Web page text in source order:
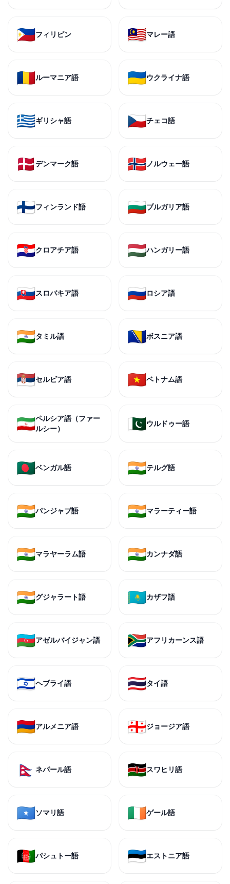
🇵🇭フィリピン 🇲🇾マレー語
🇷🇴ルーマニア語 🇺🇦ウクライナ語
🇬🇷ギリシャ語 🇨🇿チェコ語
🇩🇰デンマーク語 🇳🇴ノルウェー語
🇫🇮フィンランド語 🇧🇬ブルガリア語
🇭🇷クロアチア語 🇭🇺ハンガリー語
🇸🇰スロバキア語 🇷🇺ロシア語
🇮🇳タミル語 🇧🇦ボスニア語
🇷🇸セルビア語 🇻🇳ベトナム語
🇮🇷ペルシア語（ファー
ルシー）
🇵🇰ウルドゥー語
🇧🇩ベンガル語 🇮🇳テルグ語
🇮🇳パンジャブ語 🇮🇳マラーティー語
🇮🇳マラヤーラム語 🇮🇳カンナダ語
🇮🇳グジャラート語 🇰🇿カザフ語
🇦🇿アゼルバイジャン語 🇿🇦アフリカーンス語
🇮🇱ヘブライ語 🇹🇭タイ語
🇦🇲アルメニア語 🇬🇪ジョージア語
🇳🇵 ネパール語 🇰🇪スワヒリ語
🇸🇴ソマリ語 🇮🇪ゲール語
🇦🇫パシュトー語 🇪🇪エストニア語